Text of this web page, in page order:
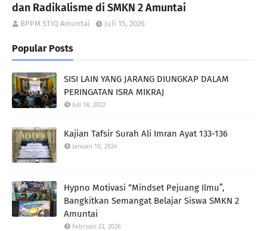
dan Radikalisme di SMKN 2 Amuntai
BPPM STIQ Amuntai Juli 15, 2026
Popular Posts
SISI LAIN YANG JARANG DIUNGKAP DALAM
PERINGATAN ISRA MIKRAJ
Juli 18, 2022
Kajian Tafsir Surah Ali Imran Ayat 133-136
Januari 10, 2024
Hypno Motivasi “Mindset Pejuang Ilmu”,
Bangkitkan Semangat Belajar Siswa SMKN 2
Amuntai
Februari 23, 2026